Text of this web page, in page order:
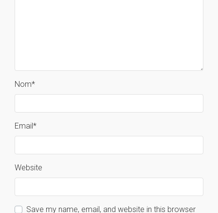
Nom*
Email*
Website
Save my name, email, and website in this browser